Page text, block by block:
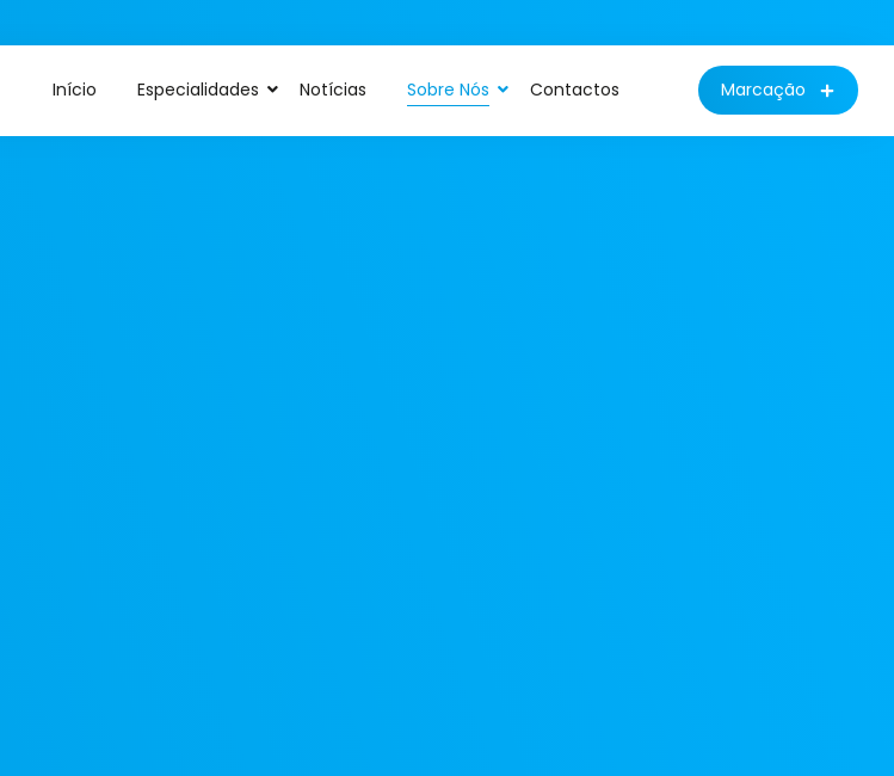
Início Especialidades Notícias Sobre Nós Contactos Marcação